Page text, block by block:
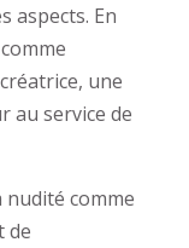
aspects. En
une
au service de
nudité comme
de